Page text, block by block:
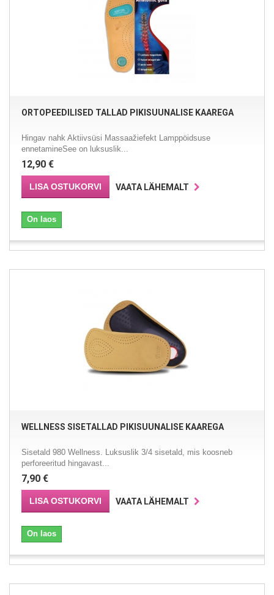
ORTOPEEDILISED TALLAD PIKISUUNALISE KAAREGA
Hingav nahk Aktiivsüsi Massaažiefekt Lamppöidsuse
ennetamineSee on luksuslik...
12,90 €
LISA OSTUKORVI VAATA LÄHEMALT
On laos
WELLNESS SISETALLAD PIKISUUNALISE KAAREGA
Sisetald 980 Wellness. Luksuslik 3/4 sisetald, mis koosneb
perforeeritud hingavast...
7,90 €
LISA OSTUKORVI VAATA LÄHEMALT
On laos